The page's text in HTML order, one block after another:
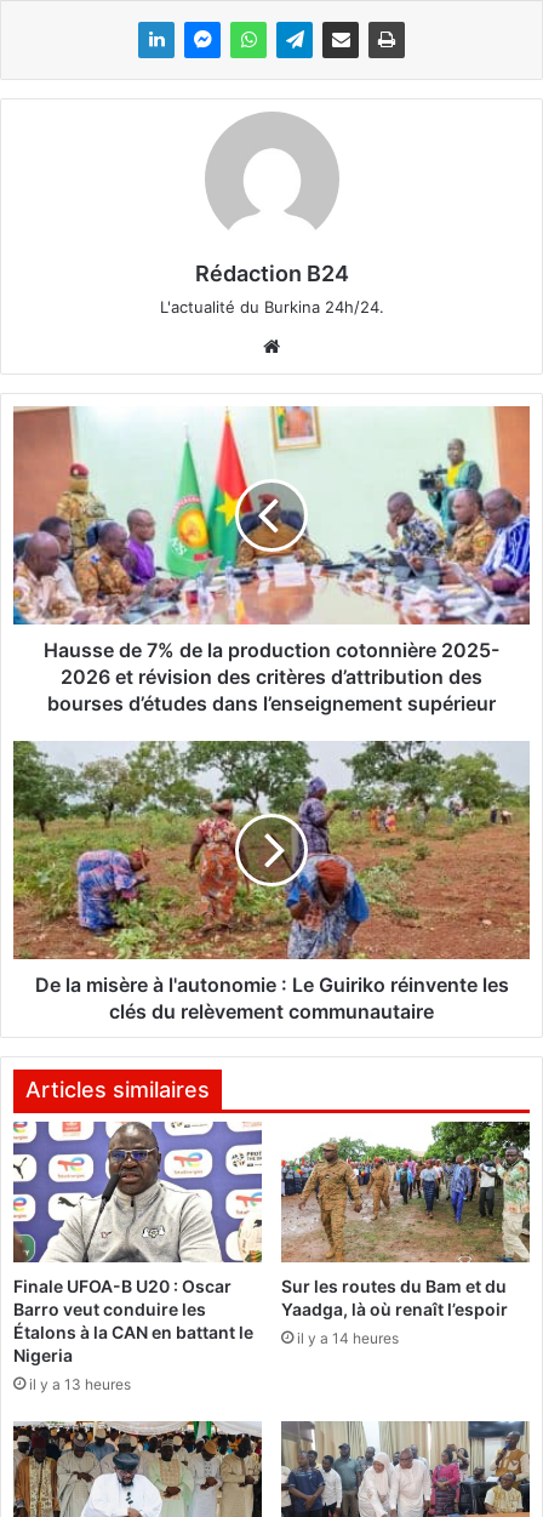
Rédaction B24
L'actualité du Burkina 24h/24.
bsi
te
H
e
d
e
7
a
p
r
o
d
u
c
t
i
o
n
n
i
è
r
e
2
0
2
5
-
0
2
6
Hausse de 7% de la production cotonnière 2025-
2026 et révision des critères d’attribution des
bourses d’études dans l’enseignement supérieur
D
e
l
a
m
i
s
è
r
l
'
u
t
o
n
o
m
i
e
:
L
e
G
i
r
i
De la misère à l'autonomie : Le Guiriko réinvente les
clés du relèvement communautaire
Articles similaires
Finale UFOA-B U20 : Oscar
Barro veut conduire les
Étalons à la CAN en battant le
Nigeria
il y a 13 heures
Sur les routes du Bam et du
Yaadga, là où renaît l’espoir
il y a 14 heures